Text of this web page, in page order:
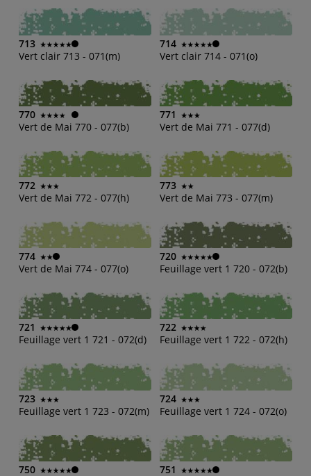
713
Vert clair 713 - 071(m)
714
Vert clair 714 - 071(o)
770
Vert de Mai 770 - 077(b)
771
Vert de Mai 771 - 077(d)
772
Vert de Mai 772 - 077(h)
773
Vert de Mai 773 - 077(m)
774
Vert de Mai 774 - 077(o)
720
Feuillage vert 1 720 - 072(b)
721
Feuillage vert 1 721 - 072(d)
722
Feuillage vert 1 722 - 072(h)
723
Feuillage vert 1 723 - 072(m)
724
Feuillage vert 1 724 - 072(o)
750
751